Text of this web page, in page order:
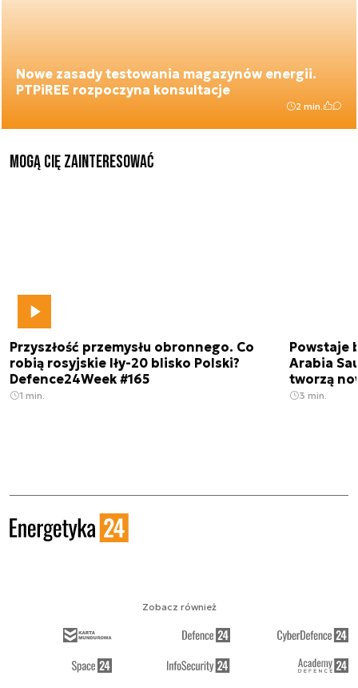
Nowe zasady testowania magazynów energii.
PTPiREE rozpoczyna konsultacje
2 min.
Mogą Cię zainteresować
Przyszłość przemysłu obronnego. Co
robią rosyjskie Iły-20 blisko Polski?
Defence24Week #165
1 min.
Powstaje
Arabia
tworzą
3 min.
Zobacz również